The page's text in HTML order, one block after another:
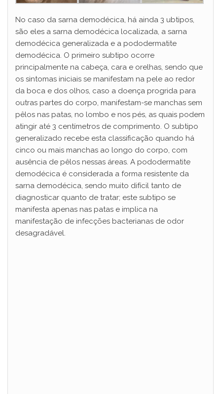
o
No caso da sarna demodécica, há ainda 3 ubtipos,
são eles a sarna demodécica localizada, a sarna
demodécica generalizada e a pododermatite
demodécica. O primeiro subtipo ocorre
principalmente na cabeça, cara e orelhas, sendo que
os sintomas iniciais se manifestam na pele ao redor
da boca e dos olhos, caso a doença progrida para
outras partes do corpo, manifestam-se manchas sem
pêlos nas patas, no lombo e nos pés, as quais podem
atingir até 3 centímetros de comprimento. O subtipo
generalizado recebe esta classificação quando há
cinco ou mais manchas ao longo do corpo, com
ausência de pêlos nessas áreas. A pododermatite
demodécica é considerada a forma resistente da
sarna demodécica, sendo muito difícil tanto de
diagnosticar quanto de tratar; este subtipo se
manifesta apenas nas patas e implica na
manifestação de infecções bacterianas de odor
desagradável.